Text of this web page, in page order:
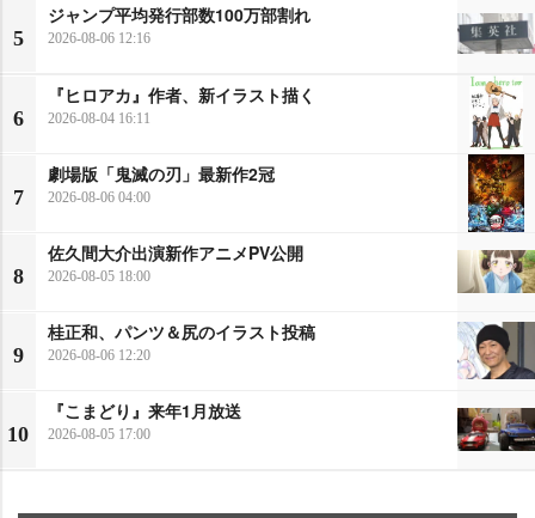
5
ジャンプ平均発行部数100万部割れ
2026-08-06 12:16
6
『ヒロアカ』作者、新イラスト描く
2026-08-04 16:11
7
劇場版「鬼滅の刃」最新作2冠
2026-08-06 04:00
8
佐久間大介出演新作アニメPV公開
2026-08-05 18:00
9
桂正和、パンツ＆尻のイラスト投稿
2026-08-06 12:20
10
『こまどり』来年1月放送
2026-08-05 17:00